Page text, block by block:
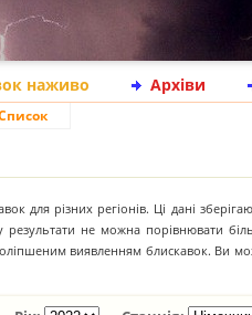
наживо Архіви
для різних регіонів. Ці дані
результати не можна порівнювати
виявленням блискавок. Ви